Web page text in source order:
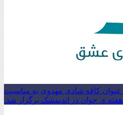
عنوان کافه شادی مهدوی به مناسبت
ی جوان در اندیمشک برگزار شد.